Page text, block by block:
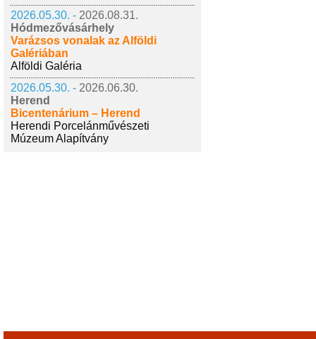
2026.05.30. - 2026.08.31.
Hódmezővásárhely
Varázsos vonalak az Alföldi
Galériában
Alföldi Galéria
2026.05.30. - 2026.06.30.
Herend
Bicentenárium – Herend
Herendi Porcelánművészeti
Múzeum Alapítvány